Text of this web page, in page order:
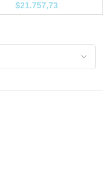
$21.757,73